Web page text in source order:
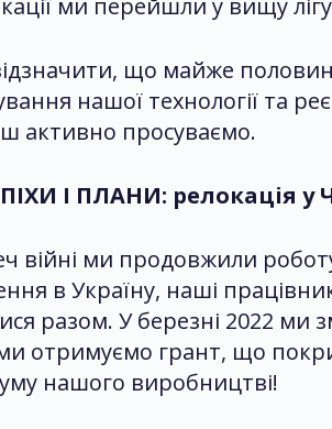
що майже
нашої технології та
активно просуваємо.
І ПЛАНИ: релокація у
війні ми продовжили
в Україну, наші
разом. У березні 2022 ми
отримуємо грант, що
нашого виробництві!